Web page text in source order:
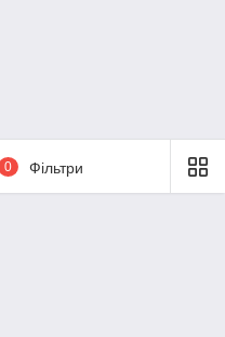
0 Фільтри